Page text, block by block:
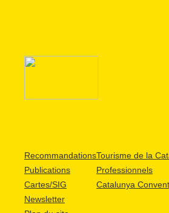
Recommandations
Publications
Cartes/SIG
Newsletter
Tourisme de la
Professionnels
Catalunya